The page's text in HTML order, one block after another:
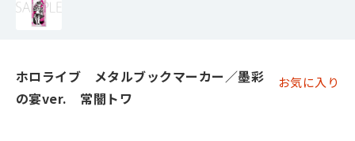
ホロライブ メタルブックマーカー／墨彩
の宴ver. 常闇トワ
お気に入り